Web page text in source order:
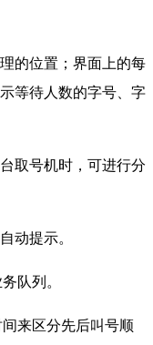
的位置；界面上的每
等待人数的字号、字
取号机时，可进行分
动提示。
队列。
来区分先后叫号顺